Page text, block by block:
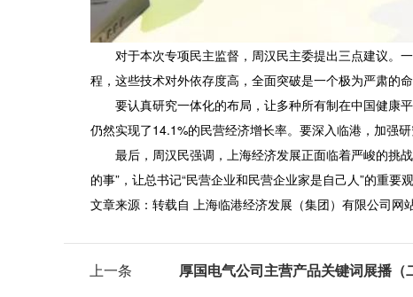
对于本次专项民主监督，周汉民主委提出三点建议。一
程，这些技术对外依存度高，全面突破是一个极为严肃的
要认真研究一体化的布局，让多种所有制在中国健康平
仍然实现了14.1%的民营经济增长率。要深入临港，加强
最后，周汉民强调，上海经济发展正面临着严峻的挑战
的事”，让总书记“民营企业和民营企业家是自己人”的重要
文章来源：转载自 上海临港经济发展（集团）有限公司网
上一条 厚国电气公司主营产品关键词展播（